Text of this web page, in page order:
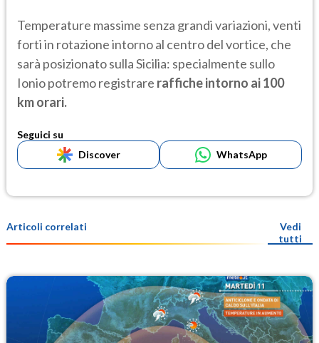
Temperature massime senza grandi variazioni, venti
forti in rotazione intorno al centro del vortice, che
sarà posizionato sulla Sicilia: specialmente sullo
Ionio potremo registrare raffiche intorno ai 100
km orari.
Seguici su
Discover
WhatsApp
Articoli correlati
Vedi
tutti